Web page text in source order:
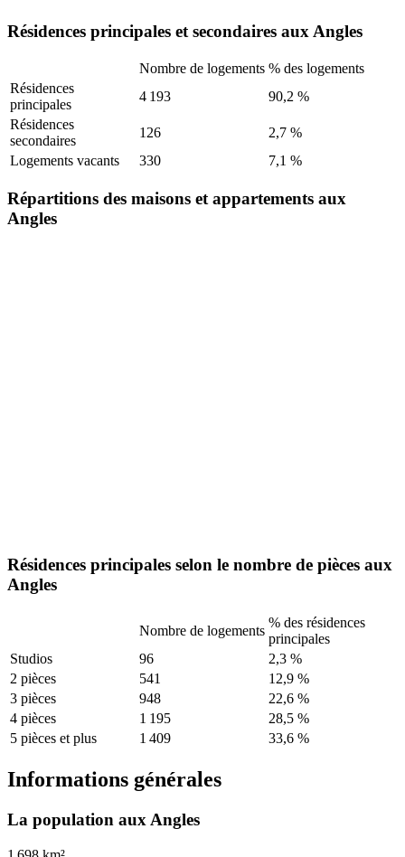
Résidences principales et secondaires aux Angles
Nombre de logements % des logements
Résidences
principales
4 193
90,2 %
Résidences
secondaires
126
2,7 %
Logements vacants
330 7,1 %
Répartitions des maisons et appartements aux
Angles
Résidences principales selon le nombre de pièces aux
Angles
Nombre de logements
% des résidences
principales
Studios
96
2,3 %
2 pièces
541
12,9 %
3 pièces
948
22,6 %
4 pièces
1 195
28,5 %
5 pièces et plus
1 409 33,6 %
Informations générales
La population aux Angles